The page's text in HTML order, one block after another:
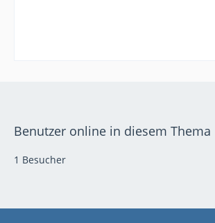
Benutzer online in diesem Thema
1 Besucher